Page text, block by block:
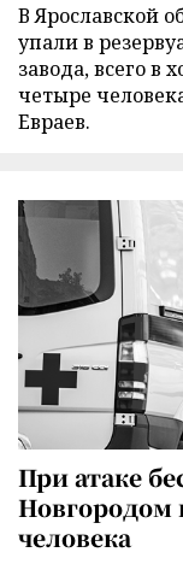
В Ярославской
упали в
завода, всего в
четыре
Евраев.
При атаке
Новгородом
человека